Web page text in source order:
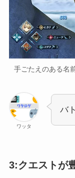
手ごたえのある名
ワッタ
バ
3:クエストが